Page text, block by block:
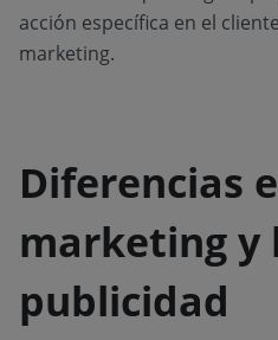
acción específica en el
marketing.
Diferencias
marketing y
publicidad